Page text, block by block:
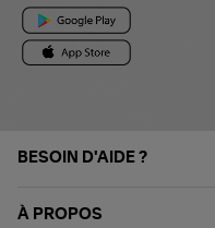
BESOIN D'AIDE ?
À PROPOS